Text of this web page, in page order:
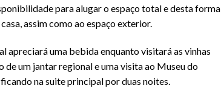
para alugar o espaço total e desta forma
assim como ao espaço exterior.
apreciará uma bebida enquanto visitará as vinhas
de um jantar regional e uma visita ao Museu do
na suite principal por duas noites.